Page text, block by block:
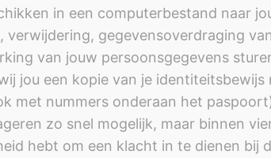
in een computerbestand naar
gegevensoverdraging
van jouw persoonsgegevens
jou een kopie van je
met nummers onderaan het
zo snel mogelijk, maar binnen
hebt om een klacht in te dienen